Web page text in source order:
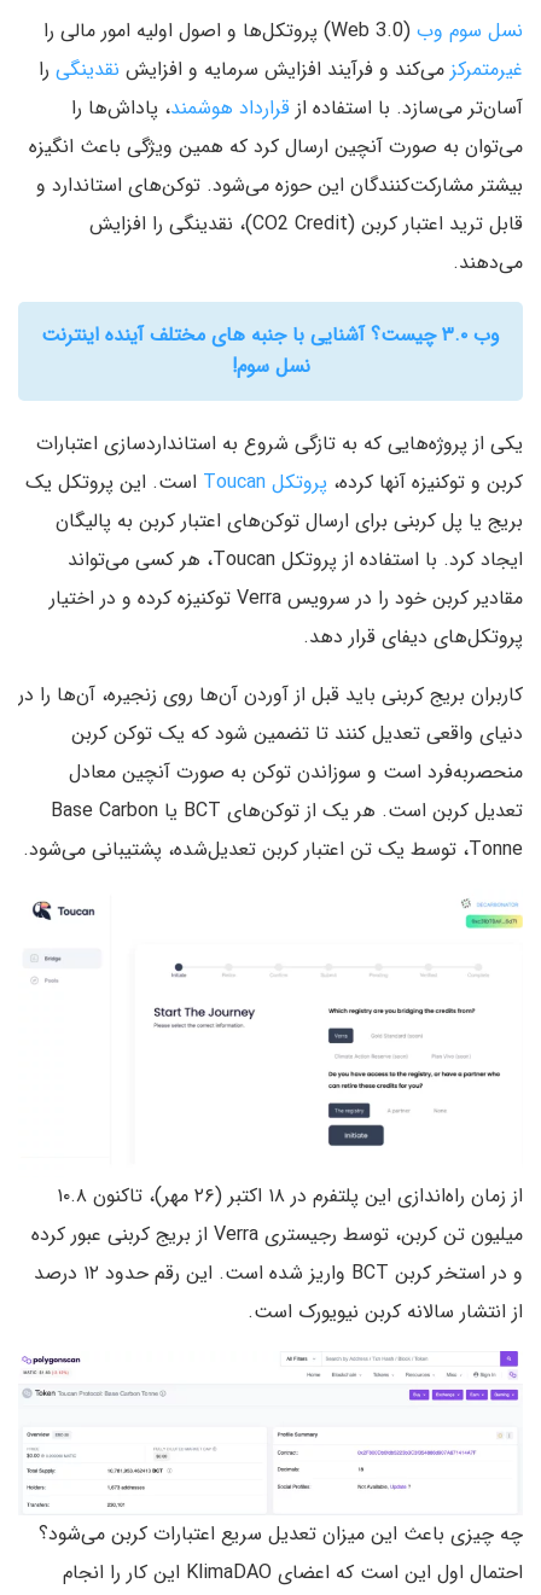
نسل سوم وب (Web 3.0) پروتکل‌ها و اصول اولیه امور مالی را
غیرمتمرکز می‌کند و فرآیند افزایش سرمایه و افزایش نقدینگی را
آسان‌تر می‌سازد. با استفاده از قرارداد هوشمند، پاداش‌ها را
می‌توان به صورت آنچین ارسال کرد که همین ویژگی باعث انگیزه
بیشتر مشارکت‌کنندگان این حوزه می‌شود. توکن‌های استاندارد و
قابل ترید اعتبار کربن (CO2 Credit)، نقدینگی را افزایش
می‌دهند.
وب ۳.۰ چیست؟ آشنایی با جنبه های مختلف آینده اینترنت
نسل سوم!
یکی از پروژه‌هایی که به تازگی شروع به استانداردسازی اعتبارات
کربن و توکنیزه آنها کرده، پروتکل Toucan
است. این پروتکل یک
بریج یا پل کربنی برای ارسال توکن‌های اعتبار کربن به پالیگان
ایجاد کرد. با استفاده از پروتکل Toucan، هر کسی می‌تواند
مقادیر کربن خود را در سرویس Verra توکنیزه کرده و در اختیار
پروتکل‌های دیفای قرار دهد.
کاربران بریج کربنی باید قبل از آوردن آن‌ها روی زنجیره، آن‌ها را در
دنیای واقعی تعدیل کنند تا تضمین شود که یک توکن کربن
منحصربه‌فرد است و سوزاندن توکن به صورت آنچین معادل
تعدیل کربن است. هر یک از توکن‌های BCT یا Base Carbon
Tonne، توسط یک تن اعتبار کربن تعدیل‌شده، پشتیبانی می‌شود.
از زمان راه‌اندازی این پلتفرم در ۱۸ اکتبر (۲۶ مهر)، تاکنون ۱۰.۸
میلیون تن کربن، توسط رجیستری Verra از بریج کربنی عبور کرده
و در استخر کربن BCT واریز شده است. این رقم حدود ۱۲ درصد
از انتشار سالانه کربن نیویورک است.
چه چیزی باعث این میزان تعدیل سریع اعتبارات کربن می‌شود؟
احتمال اول این است که اعضای KlimaDAO این کار را انجام